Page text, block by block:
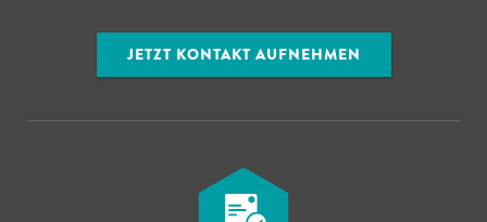
JETZT KONTAKT AUFNEHMEN